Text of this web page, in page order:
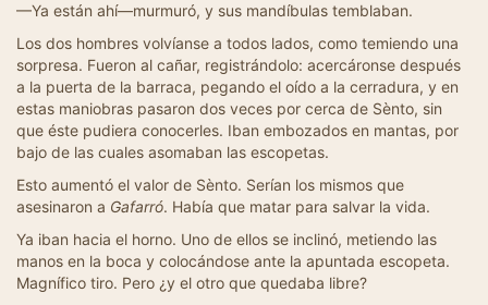
—Ya están ahí—murmuró, y sus mandíbulas temblaban.
Los dos hombres volvíanse a todos lados, como temiendo una
sorpresa. Fueron al cañar, registrándolo: acercáronse después
a la puerta de la barraca, pegando el oído a la cerradura, y en
estas maniobras pasaron dos veces por cerca de Sènto, sin
que éste pudiera conocerles. Iban embozados en mantas, por
bajo de las cuales asomaban las escopetas.
Esto aumentó el valor de Sènto. Serían los mismos que
asesinaron a Gafarró. Había que matar para salvar la vida.
Ya iban hacia el horno. Uno de ellos se inclinó, metiendo las
manos en la boca y colocándose ante la apuntada escopeta.
Magnífico tiro. Pero ¿y el otro que quedaba libre?